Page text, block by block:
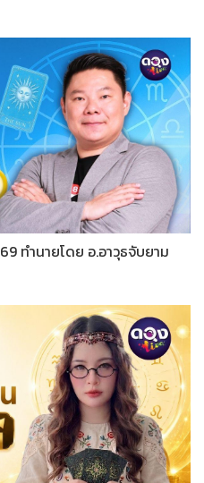
ทำนายโดย อ.อาวุธจับยาม